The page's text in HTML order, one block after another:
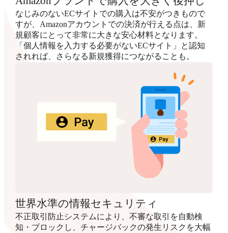
なじみのないECサイトでの購入は不安がつきもので
すが、Amazonアカウントでの決済が行える点は、新
規顧客にとって非常に大きな安心材料となります。
「個人情報を入力する必要がないECサイト」と認知
されれば、さらなる新規獲得につながることも。
世界水準の情報セキュリティ
不正取引防止システムにより、不審な取引を自動検
知・ブロックし、チャージバックの発生リスクを大幅